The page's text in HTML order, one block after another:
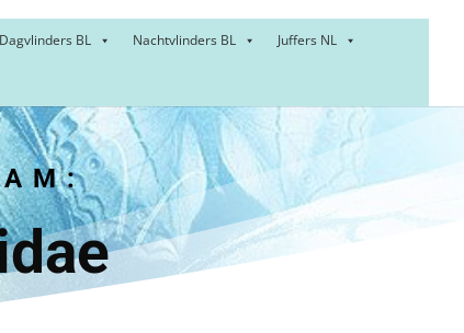
Dagvlinders BL Nachtvlinders BL Juffers NL